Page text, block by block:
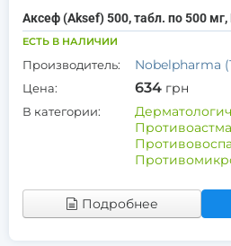
Аксеф (Aksef) 500, табл. по 500
ЕСТЬ В НАЛИЧИИ
Производитель: Nobelpharma
Цена: 634 грн
В категории:
Подробнее